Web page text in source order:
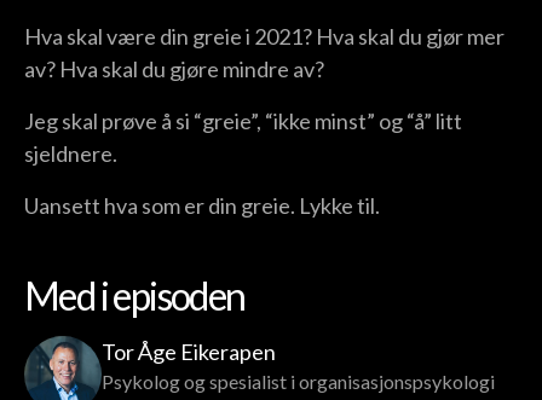
Hva skal være din greie i 2021? Hva skal du gjør mer
av? Hva skal du gjøre mindre av?
Jeg skal prøve å si “greie”, “ikke minst” og “å” litt
sjeldnere.
Uansett hva som er din greie. Lykke til.
Med i episoden
Tor Åge Eikerapen
Psykolog og spesialist i organisasjonspsykologi